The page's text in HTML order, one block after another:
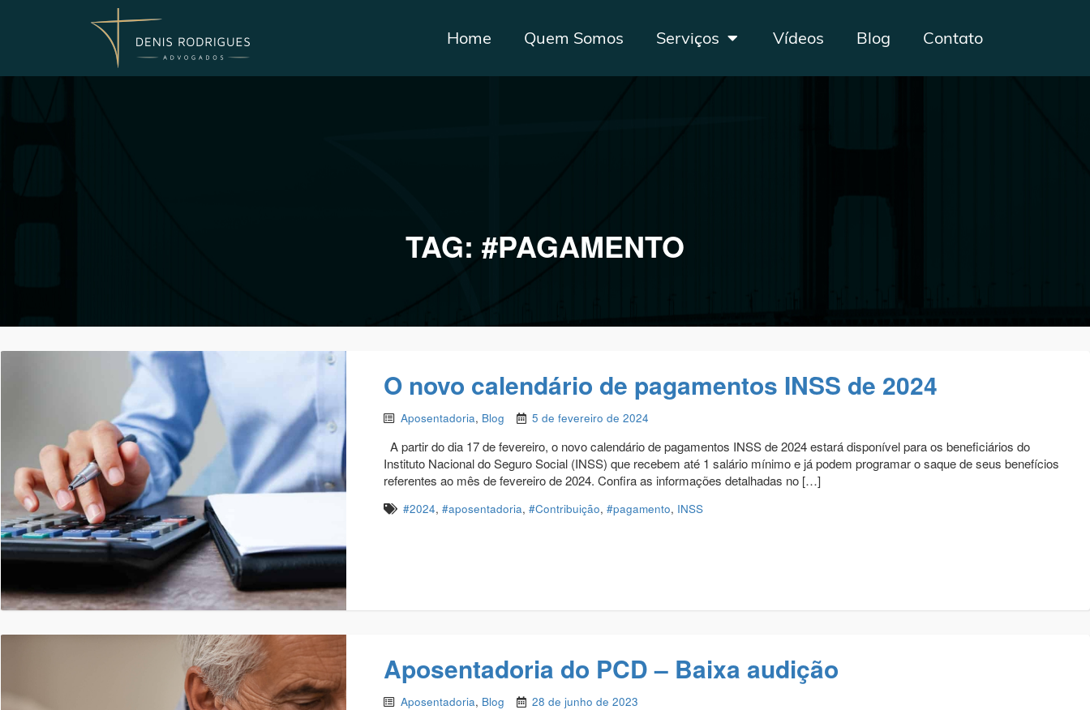
Home Quem Somos Serviços Vídeos Blog Contato
TAG: #PAGAMENTO
O novo calendário de pagamentos INSS de 2024
Aposentadoria, Blog 5 de fevereiro de 2024
A partir do dia 17 de fevereiro, o novo calendário de pagamentos INSS de 2024 estará disponível para os beneficiários do
Instituto Nacional do Seguro Social (INSS) que recebem até 1 salário mínimo e já podem programar o saque de seus benefícios
referentes ao mês de fevereiro de 2024. Confira as informações detalhadas no […]
#2024, #aposentadoria, #Contribuição, #pagamento, INSS
Aposentadoria do PCD – Baixa audição
Aposentadoria, Blog 28 de junho de 2023